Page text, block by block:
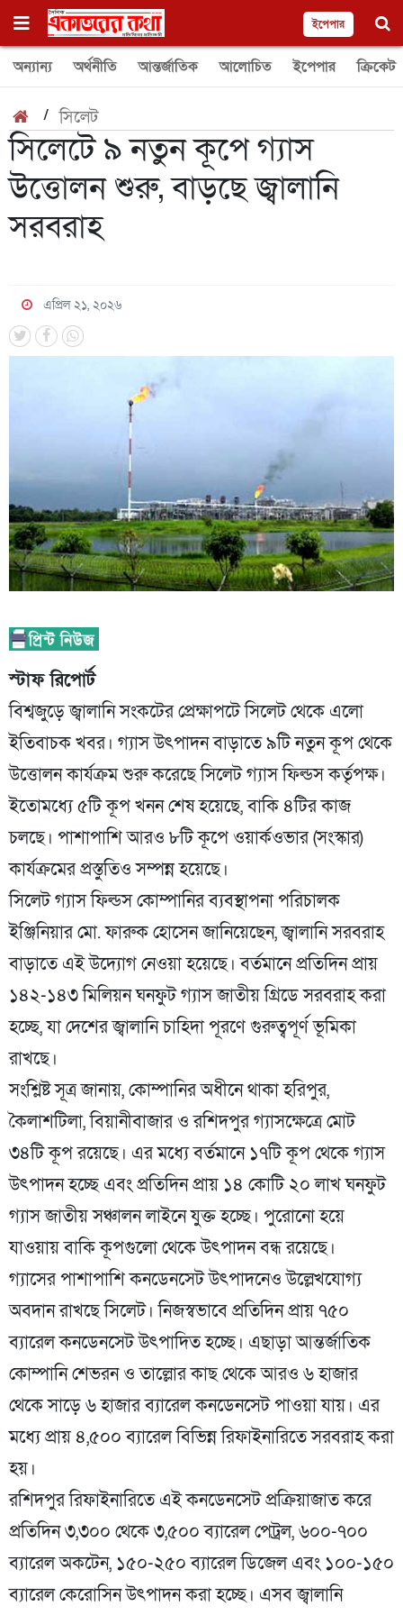
ইপেপার
অন্যান্য অর্থনীতি আন্তর্জাতিক আলোচিত ইপেপার ক্রিকেট
/সিলেট
সিলেটে ৯ নতুন কূপে গ্যাস
উত্তোলন শুরু, বাড়ছে জ্বালানি
সরবরাহ
এপ্রিল ২১, ২০২৬
স্টাফ রিপোর্ট
বিশ্বজুড়ে জ্বালানি সংকটের প্রেক্ষাপটে সিলেট থেকে এলো
ইতিবাচক খবর। গ্যাস উৎপাদন বাড়াতে ৯টি নতুন কূপ থেকে
উত্তোলন কার্যক্রম শুরু করেছে সিলেট গ্যাস ফিল্ডস কর্তৃপক্ষ।
ইতোমধ্যে ৫টি কূপ খনন শেষ হয়েছে, বাকি ৪টির কাজ
চলছে। পাশাপাশি আরও ৮টি কূপে ওয়ার্কওভার (সংস্কার)
কার্যক্রমের প্রস্তুতিও সম্পন্ন হয়েছে।
সিলেট গ্যাস ফিল্ডস কোম্পানির ব্যবস্থাপনা পরিচালক
ইঞ্জিনিয়ার মো. ফারুক হোসেন জানিয়েছেন, জ্বালানি সরবরাহ
বাড়াতে এই উদ্যোগ নেওয়া হয়েছে। বর্তমানে প্রতিদিন প্রায়
১৪২-১৪৩ মিলিয়ন ঘনফুট গ্যাস জাতীয় গ্রিডে সরবরাহ করা
হচ্ছে, যা দেশের জ্বালানি চাহিদা পূরণে গুরুত্বপূর্ণ ভূমিকা
রাখছে।
সংশ্লিষ্ট সূত্র জানায়, কোম্পানির অধীনে থাকা হরিপুর,
কৈলাশটিলা, বিয়ানীবাজার ও রশিদপুর গ্যাসক্ষেত্রে মোট
৩৪টি কূপ রয়েছে। এর মধ্যে বর্তমানে ১৭টি কূপ থেকে গ্যাস
উৎপাদন হচ্ছে এবং প্রতিদিন প্রায় ১৪ কোটি ২০ লাখ ঘনফুট
গ্যাস জাতীয় সঞ্চালন লাইনে যুক্ত হচ্ছে। পুরোনো হয়ে
যাওয়ায় বাকি কূপগুলো থেকে উৎপাদন বন্ধ রয়েছে।
গ্যাসের পাশাপাশি কনডেনসেট উৎপাদনেও উল্লেখযোগ্য
অবদান রাখছে সিলেট। নিজস্বভাবে প্রতিদিন প্রায় ৭৫০
ব্যারেল কনডেনসেট উৎপাদিত হচ্ছে। এছাড়া আন্তর্জাতিক
কোম্পানি শেভরন ও তাল্লোর কাছ থেকে আরও ৬ হাজার
থেকে সাড়ে ৬ হাজার ব্যারেল কনডেনসেট পাওয়া যায়। এর
মধ্যে প্রায় ৪,৫০০ ব্যারেল বিভিন্ন রিফাইনারিতে সরবরাহ করা
হয়।
রশিদপুর রিফাইনারিতে এই কনডেনসেট প্রক্রিয়াজাত করে
প্রতিদিন ৩,৩০০ থেকে ৩,৫০০ ব্যারেল পেট্রল, ৬০০-৭০০
ব্যারেল অকটেন, ১৫০-২৫০ ব্যারেল ডিজেল এবং ১০০-১৫০
ব্যারেল কেরোসিন উৎপাদন করা হচ্ছে। এসব জ্বালানি